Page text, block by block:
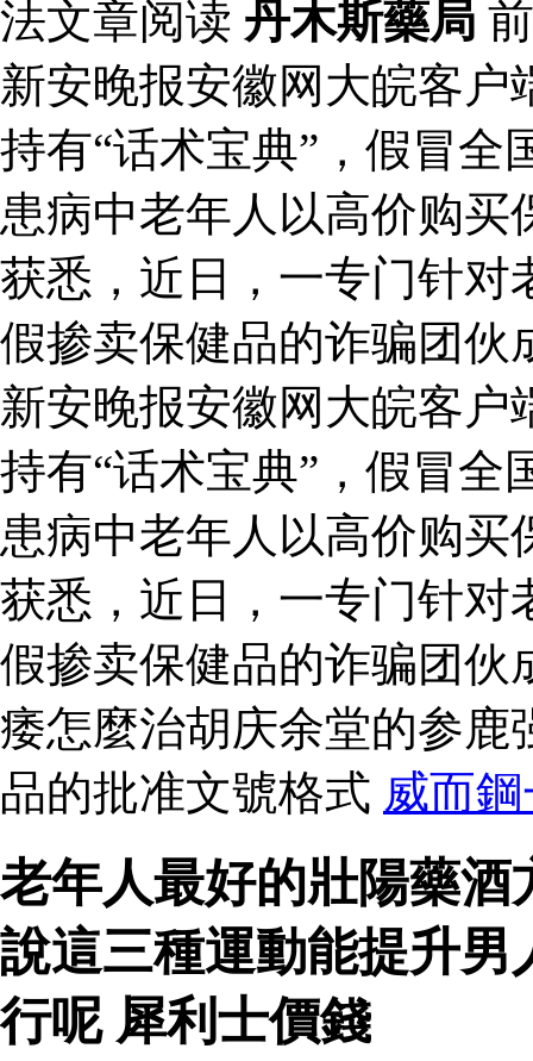
法文章阅读 丹木斯藥局
新安晚报安徽网大皖客
持有“话术宝典”，假冒全
患病中老年人以高价购
获悉，近日，一专门针对
假掺卖保健品的诈骗团
新安晚报安徽网大皖客
持有“话术宝典”，假冒全
患病中老年人以高价购
获悉，近日，一专门针对
假掺卖保健品的诈骗团
痿怎麼治胡庆余堂的参鹿
品的批准文號格式 威而
老年人最好的壯陽藥
說這三種運動能提升
行呢 犀利士價錢